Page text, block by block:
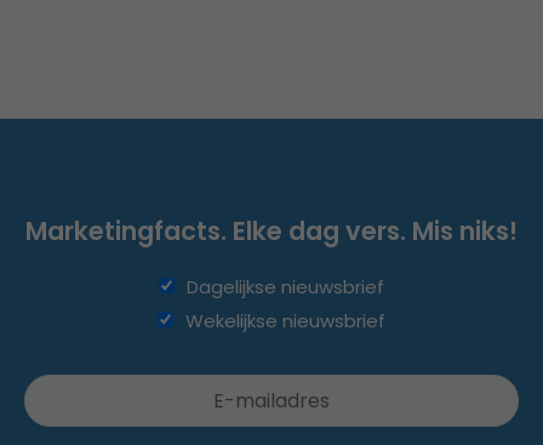
Marketingfacts. Elke dag vers. Mis niks!
Dagelijkse nieuwsbrief
Wekelijkse nieuwsbrief